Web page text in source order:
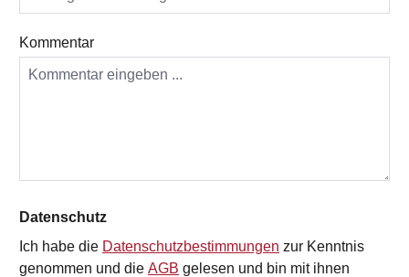
Kommentar
Datenschutz
Ich habe die Datenschutzbestimmungen zur Kenntnis
genommen und die AGB gelesen und bin mit ihnen